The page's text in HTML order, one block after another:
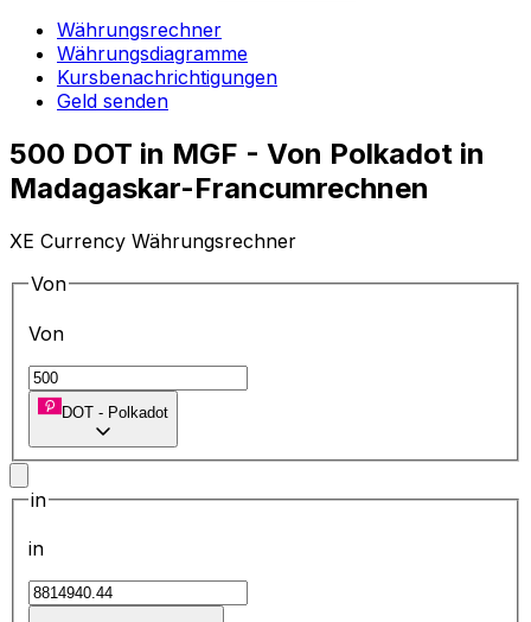
Währungsrechner
Währungsdiagramme
Kursbenachrichtigungen
Geld senden
500 DOT in MGF - Von Polkadot in
Madagaskar-Francumrechnen
XE Currency Währungsrechner
Von
Von
DOT - Polkadot
in
in